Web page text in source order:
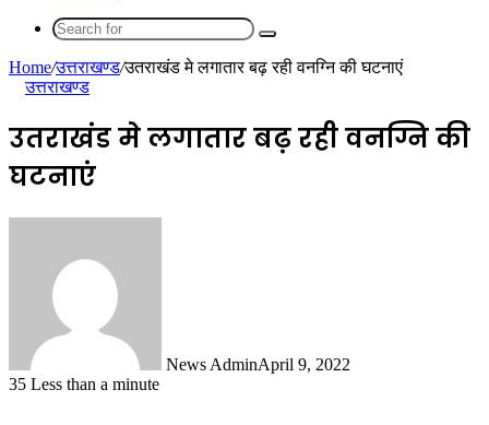
Search
Home/उत्तराखण्ड/उतराखंड मे लगातार बढ़ रही वनग्नि की घटनाएं
उत्तराखण्ड
उतराखंड मे लगातार बढ़ रही वनग्नि की
घटनाएं
News AdminApril 9, 2022
35 Less than a minute